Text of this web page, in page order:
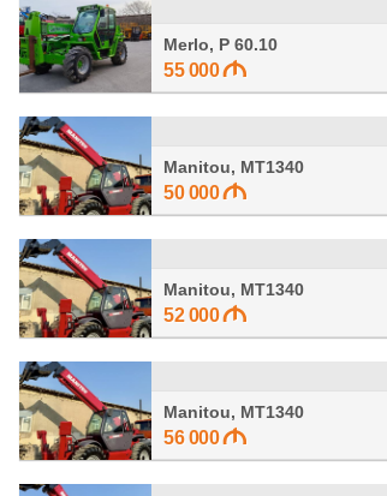
Merlo, P 60.10
55 000
Manitou, MT1340
50 000
Manitou, MT1340
52 000
Manitou, MT1340
56 000